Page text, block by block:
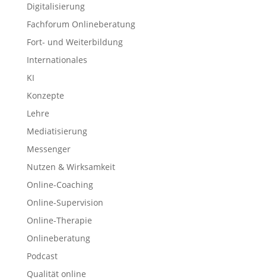
Digitalisierung
Fachforum Onlineberatung
Fort- und Weiterbildung
Internationales
KI
Konzepte
Lehre
Mediatisierung
Messenger
Nutzen & Wirksamkeit
Online-Coaching
Online-Supervision
Online-Therapie
Onlineberatung
Podcast
Qualität online